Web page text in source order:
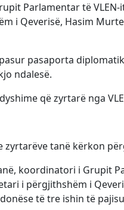
Parlamentar të
i Qeverisë, Hasim
pasaporta
ndalesë.
që zyrtarë nga
zyrtarëve tanë kërkon
koordinatori i Grupit
i përgjithshëm i
të tre ishin të